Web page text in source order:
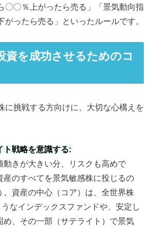
〇〇％上がったら売る」「景気動向指
がったら売る」といったルールです。
資を成功させるためのコ
に挑戦する方向けに、大切な心構えを
ト戦略を意識する:
動きが大きい分、リスクも高めで
産のすべてを景気敏感株に投じるの
。資産の中心（コア）は、全世界株
なインデックスファンドや、安定し
め、その一部（サテライト）で景気